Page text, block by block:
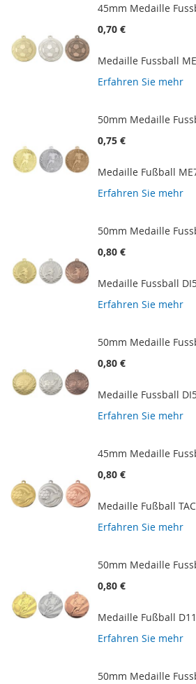
45mm Medaille
0,70 €
Medaille Fussball
Erfahren Sie mehr
50mm Medaille
0,75 €
Medaille Fußball
Erfahren Sie mehr
50mm Medaille
0,80 €
Medaille Fussball
Erfahren Sie mehr
50mm Medaille
0,80 €
Medaille Fussball
Erfahren Sie mehr
45mm Medaille
0,80 €
Medaille Fußball
Erfahren Sie mehr
50mm Medaille
0,80 €
Medaille Fußball
Erfahren Sie mehr
50mm Medaille